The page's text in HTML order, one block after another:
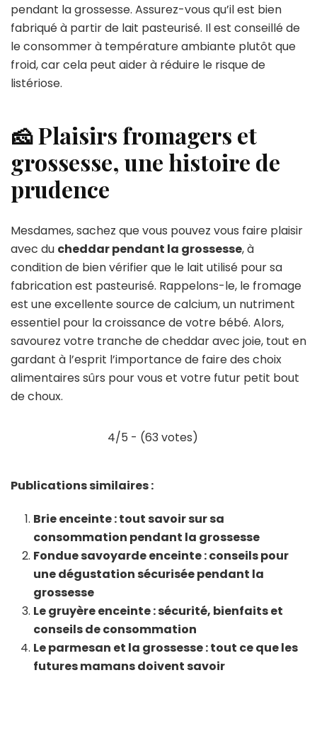
pendant la grossesse. Assurez-vous qu’il est bien
fabriqué à partir de lait pasteurisé. Il est conseillé de
le consommer à température ambiante plutôt que
froid, car cela peut aider à réduire le risque de
listériose.
🧀 Plaisirs fromagers et
grossesse, une histoire de
prudence
Mesdames, sachez que vous pouvez vous faire plaisir
avec du cheddar pendant la grossesse, à
condition de bien vérifier que le lait utilisé pour sa
fabrication est pasteurisé. Rappelons-le, le fromage
est une excellente source de calcium, un nutriment
essentiel pour la croissance de votre bébé. Alors,
savourez votre tranche de cheddar avec joie, tout en
gardant à l’esprit l’importance de faire des choix
alimentaires sûrs pour vous et votre futur petit bout
de choux.
4/5 - (63 votes)
Publications similaires :
Brie enceinte : tout savoir sur sa
consommation pendant la grossesse
Fondue savoyarde enceinte : conseils pour
une dégustation sécurisée pendant la
grossesse
Le gruyère enceinte : sécurité, bienfaits et
conseils de consommation
Le parmesan et la grossesse : tout ce que les
futures mamans doivent savoir